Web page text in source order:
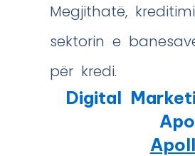
Megjithatë,
sektorin e
për kredi.
Digital